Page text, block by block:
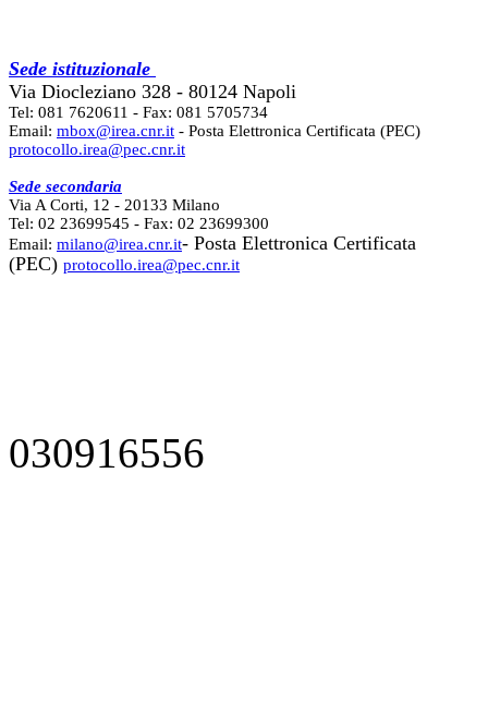
Sede istituzionale
Via Diocleziano 328 - 80124 Napoli
Tel: 081 7620611 - Fax: 081 5705734
Email: mbox@irea.cnr.it - Posta Elettronica Certificata (PEC)
protocollo.irea@pec.cnr.it
Sede secondaria
Via A Corti, 12 - 20133 Milano
Tel: 02 23699545 - Fax: 02 23699300
Email: milano@irea.cnr.it- Posta Elettronica Certificata
(PEC) protocollo.irea@pec.cnr.it
030916556